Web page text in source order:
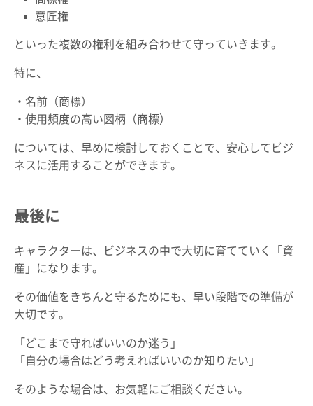
意匠権
といった複数の権利を組み合わせて守っていきます。
特に、
・名前（商標）
・使用頻度の高い図柄（商標）
については、早めに検討しておくことで、安心してビジ
ネスに活用することができます。
最後に
キャラクターは、ビジネスの中で大切に育てていく「資
産」になります。
その価値をきちんと守るためにも、早い段階での準備が
大切です。
「どこまで守ればいいのか迷う」
「自分の場合はどう考えればいいのか知りたい」
そのような場合は、お気軽にご相談ください。